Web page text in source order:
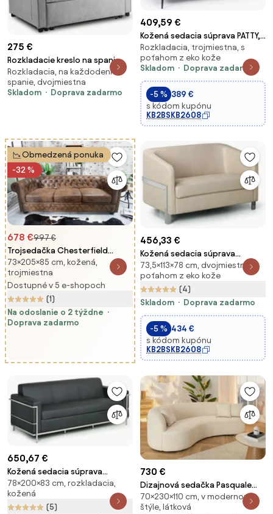
275 €
Rozkladacie kreslo na spanie
MUSSO – americký typ, sivé
moderné
Rozkladacia, na každodenné
spanie, dvojmiestna
Skladom
Doprava zadarmo
409,59 €
Kožená sedacia súprava PATTY,
trojmiestna, hnedá
Rozkladacia, trojmiestna, s
poťahom z eko kože
Skladom
Doprava zadarmo
-5 % 389 €
s kódom kupónu
KB2BSKB2608
Obmedzená ponuka
-32 %
678 €997 €
Trojsedačka Chesterfield
Vintage hnedá
73×205×85 cm, kožená,
trojmiestna
Dostupné v 5 e-shopoch
(1)
Na odoslanie o 2 týždne
Doprava zadarmo
456,33 €
Kožená sedacia súprava
BULLDOG, dvojmiestna, béžová
73,5×113×78 cm, dvojmiestna, s
poťahom z eko kože
(4)
Skladom
Doprava zadarmo
-5 % 434 €
s kódom kupónu
KB2BSKB2608
650,67 €
Kožená sedacia súprava
SENATOR, trojmiestna, čierna
78×200×83 cm, rozkladacia,
kožená
(5)
730 €
Dizajnová sedačka Pasquale
230 cm béžová
70×230×110 cm, v modernom
štýle, látková